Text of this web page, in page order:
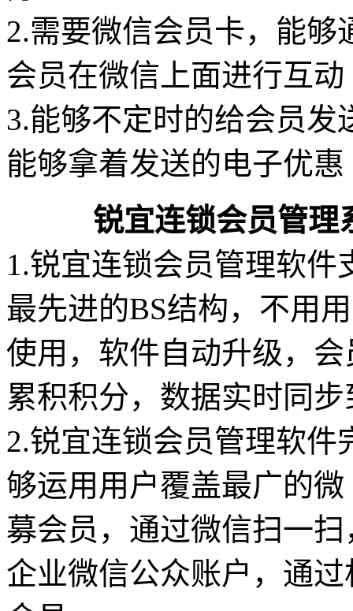
2.需要微信会员卡，能
会员在微信上面进行互动
3.能够不定时的给会员
能够拿着发送的电子优
锐宜连锁会员管理
1.锐宜连锁会员管理软
最先进的BS结构，不用
使用，软件自动升级，
累积积分，数据实时同
2.锐宜连锁会员管理软
够运用用户覆盖最广的
募会员，通过微信扫一
企业微信公众账户，通